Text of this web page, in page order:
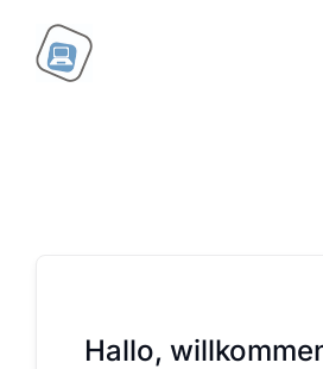
Inhalt
springen
Hallo,